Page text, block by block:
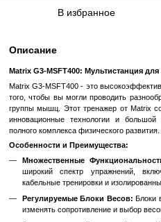
% Войтидля отображения
В избранное
Описание